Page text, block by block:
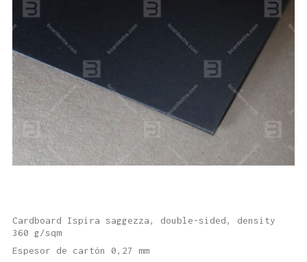
Cardboard Ispira saggezza, double-sided, density
360 g/sqm
Espesor de cartón 0,27 mm